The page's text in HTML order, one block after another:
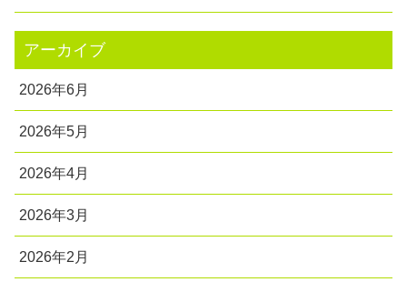
アーカイブ
2026年6月
2026年5月
2026年4月
2026年3月
2026年2月